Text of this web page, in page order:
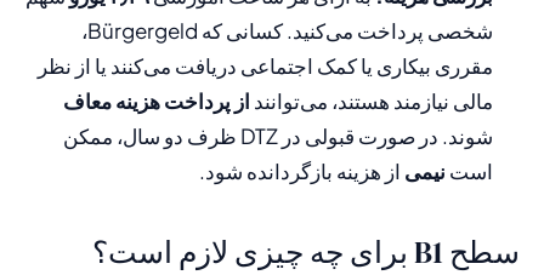
شخصی پرداخت می‌کنید. کسانی که Bürgergeld،
مقرری بیکاری یا کمک اجتماعی دریافت می‌کنند یا از نظر
مالی نیازمند هستند، می‌توانند از پرداخت هزینه معاف
شوند. در صورت قبولی در DTZ ظرف دو سال، ممکن
است نیمی از هزینه بازگردانده شود.
سطح B1 برای چه چیزی لازم است؟